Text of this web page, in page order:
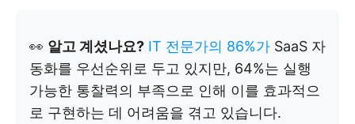
👀 알고 계셨나요? IT 전문가의 86%가 SaaS 자
동화를 우선순위로 두고 있지만, 64%는 실행
가능한 통찰력의 부족으로 인해 이를 효과적으
로 구현하는 데 어려움을 겪고 있습니다.